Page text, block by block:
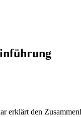
erklärt den